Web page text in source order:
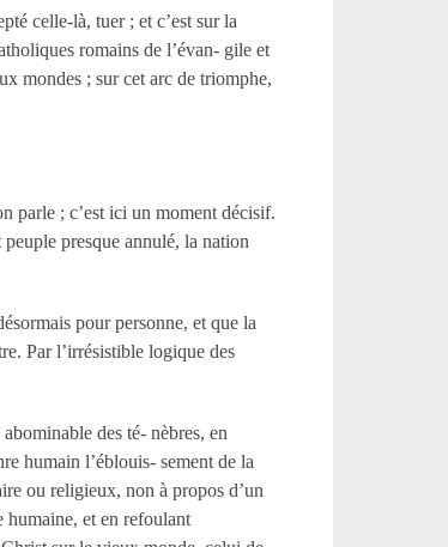
celle-là, tuer ; et c’est sur la
romains de l’évan- gile et
mondes ; sur cet arc de triomphe,
parle ; c’est ici un moment décisif.
presque annulé, la nation
pour personne, et que la
Par l’irrésistible logique des
des té- nèbres, en
humain l’éblouis- sement de la
ou religieux, non à propos d’un
et en refoulant